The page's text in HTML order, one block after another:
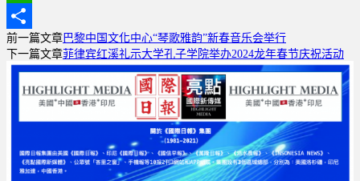
WhatsApp
分
享
前一篇文章巴黎中国文化中心“琴歌雅韵”新春音乐会举行
下一篇文章菲律宾红溪礼示大学孔子学院举办2024龙年春节庆祝活动